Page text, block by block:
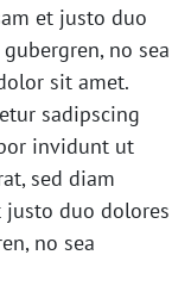
et justo duo
no sea
sit amet.
sadipscing
invidunt ut
sed diam
justo duo dolores
no sea